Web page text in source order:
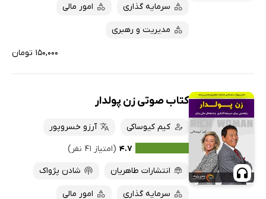
سرمایه گذاری امور مالی
مدیریت و رهبری
۱۵۰,۰۰۰ تومان
کتاب صوتی زن پولدار
کیم کیوساکی
آرزو خسروپور
۴.۷ (امتیاز ۴۱ نفر)
انتشارات طاهریان
شادن پژواک
سرمایه گذاری امور مالی